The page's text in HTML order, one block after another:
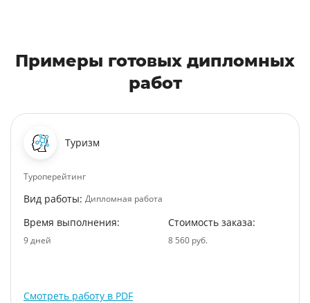
Примеры готовых дипломных
работ
Туризм
Туроперейтинг
Вид работы: Дипломная работа
Время выполнения:
9 дней
Стоимость заказа:
8 560 руб.
Смотреть работу в PDF